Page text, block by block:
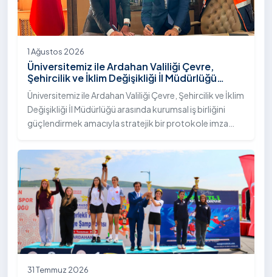
1 Ağustos 2026
Üniversitemiz ile Ardahan Valiliği Çevre,
Şehircilik ve İklim Değişikliği İl Müdürlüğü
Arasında İş Birliği Protokolü İmzalandı
Üniversitemiz ile Ardahan Valiliği Çevre, Şehircilik ve İklim
Değişikliği İl Müdürlüğü arasında kurumsal iş birliğini
güçlendirmek amacıyla stratejik bir protokole imza
31 Temmuz 2026